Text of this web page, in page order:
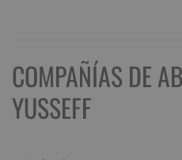
COMPAÑÍAS DE
YUSSEFF